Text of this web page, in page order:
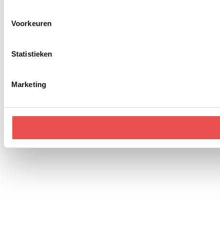
Voorkeuren
Statistieken
Marketing